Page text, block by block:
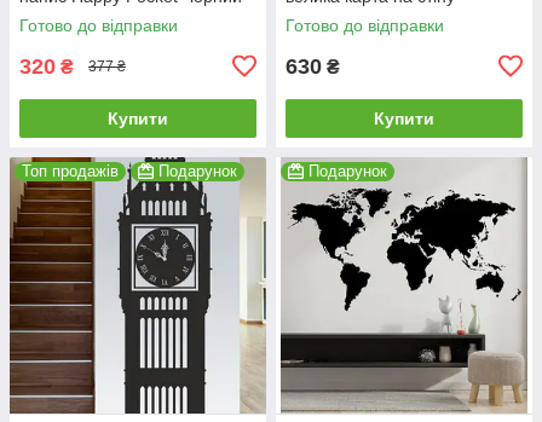
матовий HP-090S-070M
Готово до відправки
320 ₴ 377 ₴
Купити
материки матова 1500х800
мм
Готово до відправки
630 ₴
Купити
Топ продажів Подарунок Подарунок